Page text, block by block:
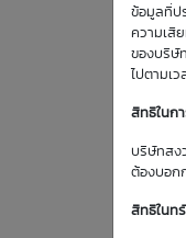
ข้อมูลที่ป
ความเสี
ของบริษั
ไปตามเ
สิทธิในก
บริษัทสง
ต้องบอก
สิทธิใน
15